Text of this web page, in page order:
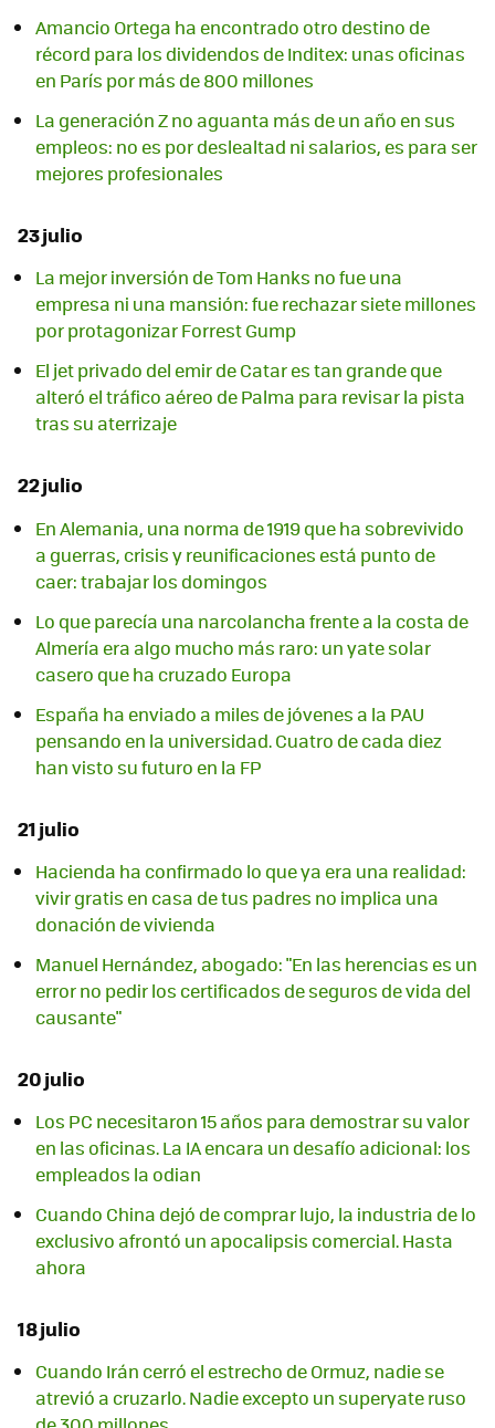
Amancio Ortega ha encontrado otro destino de
récord para los dividendos de Inditex: unas oficinas
en París por más de 800 millones
La generación Z no aguanta más de un año en sus
empleos: no es por deslealtad ni salarios, es para ser
mejores profesionales
23 julio
La mejor inversión de Tom Hanks no fue una
empresa ni una mansión: fue rechazar siete millones
por protagonizar Forrest Gump
El jet privado del emir de Catar es tan grande que
alteró el tráfico aéreo de Palma para revisar la pista
tras su aterrizaje
22 julio
En Alemania, una norma de 1919 que ha sobrevivido
a guerras, crisis y reunificaciones está punto de
caer: trabajar los domingos
Lo que parecía una narcolancha frente a la costa de
Almería era algo mucho más raro: un yate solar
casero que ha cruzado Europa
España ha enviado a miles de jóvenes a la PAU
pensando en la universidad. Cuatro de cada diez
han visto su futuro en la FP
21 julio
Hacienda ha confirmado lo que ya era una realidad:
vivir gratis en casa de tus padres no implica una
donación de vivienda
Manuel Hernández, abogado: "En las herencias es un
error no pedir los certificados de seguros de vida del
causante"
20 julio
Los PC necesitaron 15 años para demostrar su valor
en las oficinas. La IA encara un desafío adicional: los
empleados la odian
Cuando China dejó de comprar lujo, la industria de lo
exclusivo afrontó un apocalipsis comercial. Hasta
ahora
18 julio
Cuando Irán cerró el estrecho de Ormuz, nadie se
atrevió a cruzarlo. Nadie excepto un superyate ruso